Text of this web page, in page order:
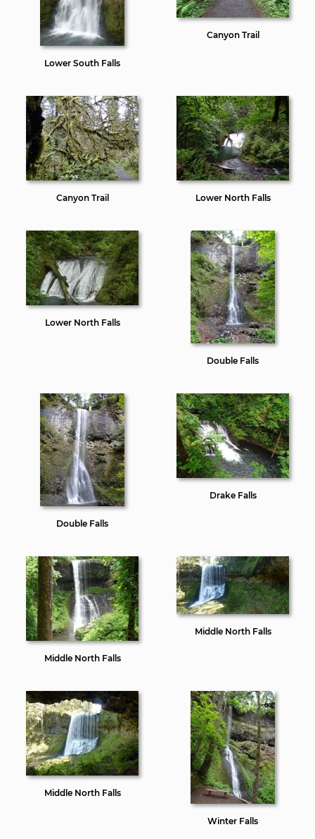
Lower South Falls
Canyon Trail
Canyon Trail Lower North Falls
Lower North Falls
Double Falls
Double Falls
Drake Falls
Middle North Falls
Middle North Falls
Middle North Falls
Winter Falls